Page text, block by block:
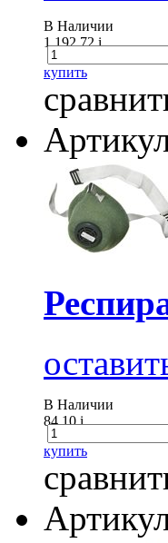
В Наличии
1 192.72i
купить
В Наличии
84.10i
купить